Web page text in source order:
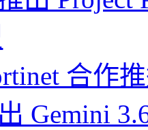
合作
Gemini